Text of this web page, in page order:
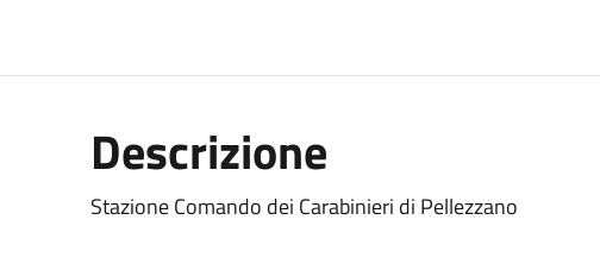
Descrizione
Stazione Comando dei Carabinieri di Pellezzano